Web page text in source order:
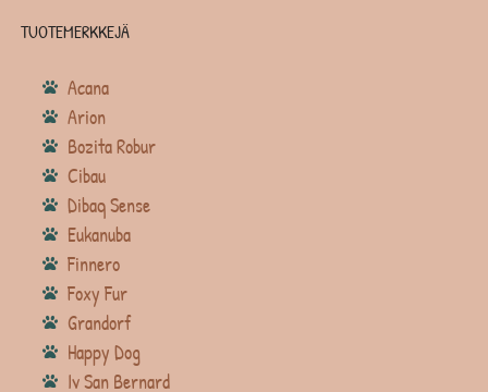
TUOTEMERKKEJÄ
Acana
Arion
Bozita Robur
Cibau
Dibaq Sense
Eukanuba
Finnero
Foxy Fur
Grandorf
Happy Dog
Iv San Bernard